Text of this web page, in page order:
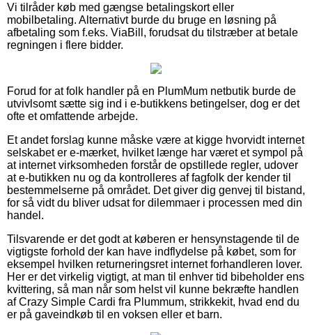
Vi tilråder køb med gængse betalingskort eller
mobilbetaling. Alternativt burde du bruge en løsning på
afbetaling som f.eks. ViaBill, forudsat du tilstræber at betale
regningen i flere bidder.
Forud for at folk handler på en PlumMum netbutik burde de
utvivlsomt sætte sig ind i e-butikkens betingelser, dog er det
ofte et omfattende arbejde.
Et andet forslag kunne måske være at kigge hvorvidt internet
selskabet er e-mærket, hvilket længe har været et sympol på
at internet virksomheden forstår de opstillede regler, udover
at e-butikken nu og da kontrolleres af fagfolk der kender til
bestemmelserne på området. Det giver dig genvej til bistand,
for så vidt du bliver udsat for dilemmaer i processen med din
handel.
Tilsvarende er det godt at køberen er hensynstagende til de
vigtigste forhold der kan have indflydelse på købet, som for
eksempel hvilken returneringsret internet forhandleren lover.
Her er det virkelig vigtigt, at man til enhver tid bibeholder ens
kvittering, så man når som helst vil kunne bekræfte handlen
af Crazy Simple Cardi fra Plummum, strikkekit, hvad end du
er på gaveindkøb til en voksen eller et barn.